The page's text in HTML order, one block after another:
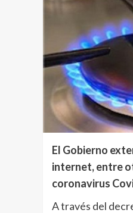
El Gobierno
internet, entre
coronavirus
A través del